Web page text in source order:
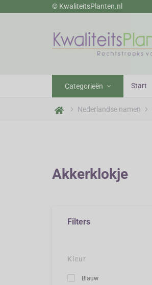
© KwaliteitsPlanten.nl
Categorieën Start
Nederlandse namen
Akkerklokje
Filters
Kleur
Blauw